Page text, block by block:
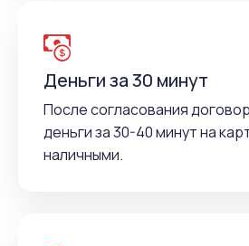
Деньги за 30 минут
После согласования
деньги за 30-40 минут на
наличными.